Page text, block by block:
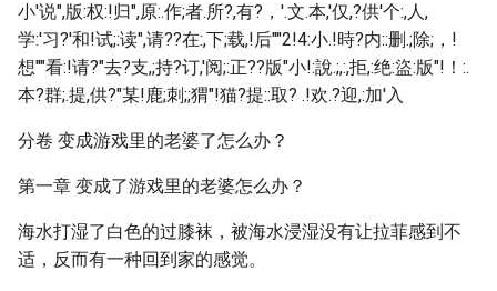
小'说",版:权:!归",原:.作;者.所?,有?，'.文.本,'仅,?供'个:,人,
学:'习?'和!试;:读",请??在:,下;载,!后""2!4:小.!時?内::删.;除;，!
想""看:!请?"去?支,;持?订,'阅;:正??版"小!:說.;,:,拒,:绝:盜:版"!！:.
本?群;.提,供?"某!鹿;刺;;猬"!猫?提::取? .!欢.?迎,:加'入
分卷 变成游戏里的老婆了怎么办？
第一章 变成了游戏里的老婆怎么办？
海水打湿了白色的过膝袜，被海水浸湿没有让拉菲感到不
适，反而有一种回到家的感觉。